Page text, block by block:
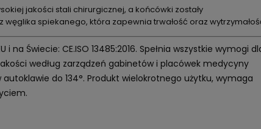
jakości stali chirurgicznej, a końcówki zostały
węglika spiekanego, która zapewnia trwałość oraz
na Świecie: CE.ISO 13485:2016. Spełnia wszystkie wymogi
według zarządzeń gabinetów i placówek medycyny
do 134°. Produkt wielokrotnego użytku, wymaga